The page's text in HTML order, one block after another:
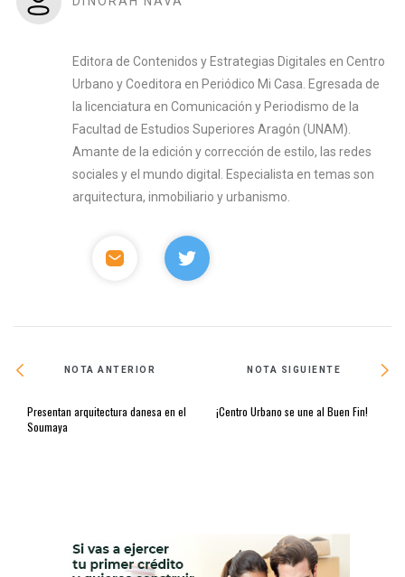
Editora de Contenidos y Estrategias Digitales en Centro
Urbano y Coeditora en Periódico Mi Casa. Egresada de
la licenciatura en Comunicación y Periodismo de la
Facultad de Estudios Superiores Aragón (UNAM).
Amante de la edición y corrección de estilo, las redes
sociales y el mundo digital. Especialista en temas son
arquitectura, inmobiliario y urbanismo.
NOTA ANTERIOR
Presentan arquitectura danesa en el
Soumaya
NOTA SIGUIENTE
¡Centro Urbano se une al Buen Fin!